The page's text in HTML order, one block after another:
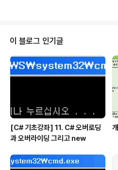
공부한 선비의 환경, 생각, 느낌들이 수 백년이
물관에 서 있는 나에게 전달되는 듯 하여 말로
는 감정을 느끼게 되었다 이렇듯 과거는 어떠
통해 미래로 연결되는 듯 하다 짐승은 죽어 가
인간은 이름을 남긴다 했는데, 꼭 이름이 아니
이 블로그 인기글
[C# 기초강좌] 11. C# 오버로딩
과 오버라이딩 그리고 new